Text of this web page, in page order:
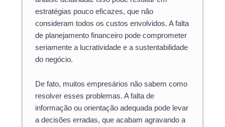
estratégias pouco eficazes, que não
consideram todos os custos envolvidos. A falta
de planejamento financeiro pode comprometer
seriamente a lucratividade e a sustentabilidade
do negócio.
De fato, muitos empresários não sabem como
resolver esses problemas. A falta de
informação ou orientação adequada pode levar
a decisões erradas, que acabam agravando a